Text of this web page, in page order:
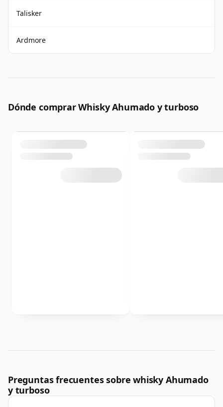
Talisker
Ardmore
Dónde comprar Whisky Ahumado y turboso
Preguntas frecuentes sobre whisky Ahumado
y turboso